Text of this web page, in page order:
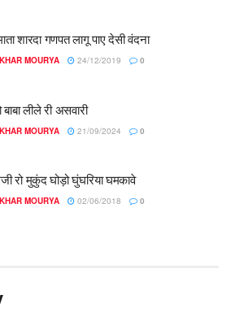
शारदा गणपत लागू पाए देसी वंदना
MOURYA 24/12/2019 0
लीले री असवारी
MOURYA 21/09/2024 0
रो मुकुंद घोड़ो घुंघरिया घमकावे
MOURYA 02/06/2018 0